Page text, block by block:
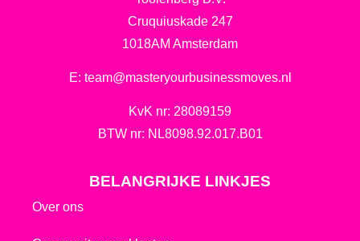
Cruquiuskade 247
1018AM Amsterdam
E: team@masteryourbusinessmoves.nl
KvK nr: 28089159
BTW nr: NL8098.92.017.B01
BELANGRIJKE LINKJES
Over ons